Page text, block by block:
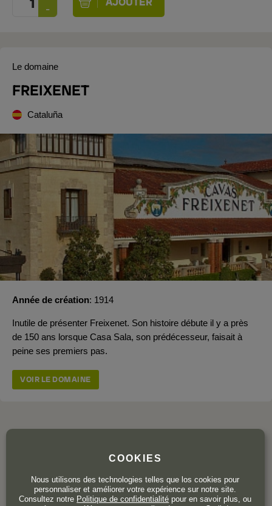
Le domaine
FREIXENET
Cataluña
Année de création 1914
Inutile de présenter Freixenet. Son histoire débute il y a près
de 150 ans lorsque Casa Sala, son prédécesseur, faisait à
peine ses premiers pas.
VOIR LE DOMAINE
L'AVIS DE LA COMMUNAUTÉ
4,0
COOKIES
Nous utilisons des technologies telles que los cookies pour
personnaliser et améliorer votre expérience sur notre site.
Consultez notre Politique de confidentialité pour en savoir plus, ou